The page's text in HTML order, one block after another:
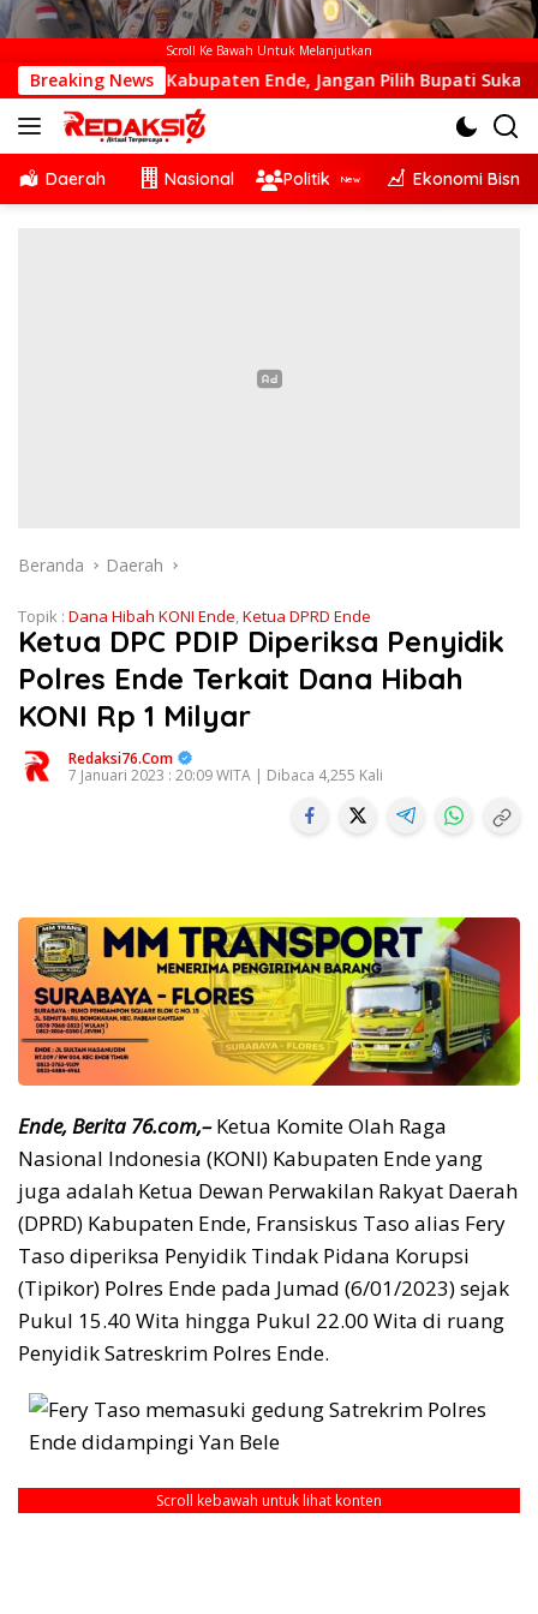
Scroll Ke Bawah Untuk Melanjutkan
Breaking News
Kabupaten Ende, Jangan Pilih Bupati Suka ‘Wora-Wora’
Daerah Nasional Politik Ekonomi Bisnis
Beranda Daerah
Topik : Dana Hibah KONI Ende,Ketua DPRD Ende
Ketua DPC PDIP Diperiksa Penyidik
Polres Ende Terkait Dana Hibah
KONI Rp 1 Milyar
Redaksi76.com
7 Januari 2023 : 20:09 WITA | Dibaca 4,255 Kali
Ende, Berita 76.com,–Ketua Komite Olah Raga
Nasional Indonesia (KONI) Kabupaten Ende yang
juga adalah Ketua Dewan Perwakilan Rakyat Daerah
(DPRD) Kabupaten Ende, Fransiskus Taso alias Fery
Taso diperiksa Penyidik Tindak Pidana Korupsi
(Tipikor) Polres Ende pada Jumad (6/01/2023) sejak
Pukul 15.40 Wita hingga Pukul 22.00 Wita di ruang
Penyidik Satreskrim Polres Ende.
Scroll kebawah untuk lihat konten